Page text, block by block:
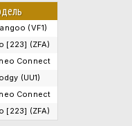
(VF1)
[223] (ZFA)
Connect
(UU1)
Connect
[223] (ZFA)